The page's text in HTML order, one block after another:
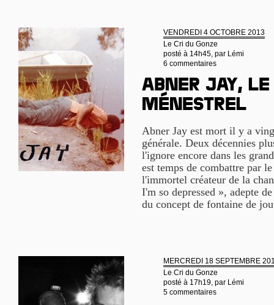
VENDREDI 4 OCTOBRE 2013
Le Cri du Gonze
posté à 14h45, par Lémi
6 commentaires
Abner Jay,
ménestrel
Abner Jay est mort il y a
générale. Deux décennies
l'ignore encore dans les
est temps de combattre par
l'immortel créateur de la
I'm so depressed », adepte
du concept de fontaine de
MERCREDI 18 SEPTEMBRE
Le Cri du Gonze
posté à 17h19, par Lémi
5 commentaires